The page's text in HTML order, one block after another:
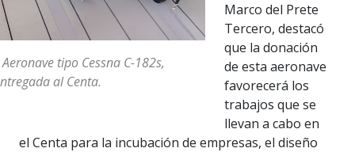
Aeronave tipo Cessna C-182s,
al Centa.
Marco del Prete
Tercero, destacó
que la donación
de esta aeronave
favorecerá los
trabajos que se
llevan a cabo en
el Centa para la incubación de empresas, el diseño